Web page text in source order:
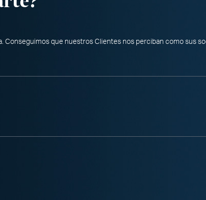
que nuestros Clientes nos perciban como sus